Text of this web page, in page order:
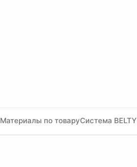
Материалы по товаруСистема BELTY